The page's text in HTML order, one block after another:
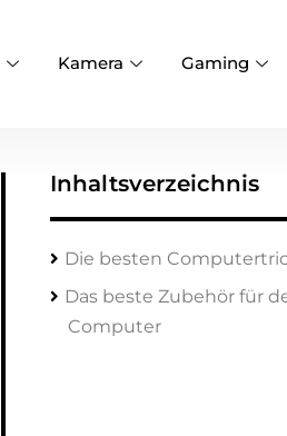
Kamera Gaming
Inhaltsverzeichnis
Die besten
Das beste Zubehör für
Computer